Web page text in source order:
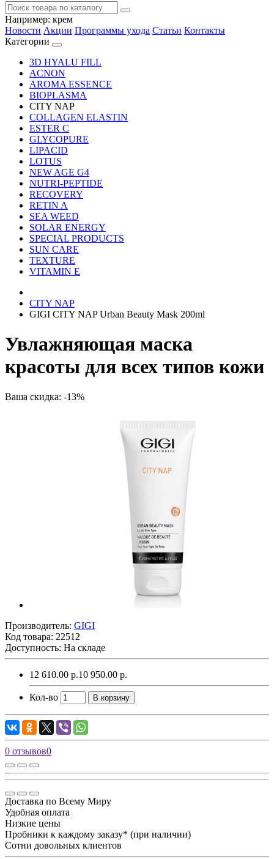
Например: крем
Новости Акции Программы ухода Статьи Контакты
Категории
3D HYALU FILL
ACNON
AROMA ESSENCE
BIOPLASMA
CITY NAP
COLLAGEN ELASTIN
ESTER C
GLYCOPURE
LIPACID
LOTUS
NEW AGE G4
NUTRI-PEPTIDE
RECOVERY
RETIN A
SEA WEED
SOLAR ENERGY
SPECIAL PRODUCTS
SUN CARE
TEXTURE
VITAMIN E
CITY NAP
GIGI CITY NAP Urban Beauty Mask 200ml
Увлажняющая маска
красоты для всех типов кожи
Ваша скидка: -13%
Производитель: GIGI
Код товара: 22512
Доступность: На складе
12 610.00 р.10 950.00 р.
Кол-во В корзину
0 отзывов0
Доставка по Всему Миру
Удобная оплата
Низкие цены
Пробники к каждому заказу* (при наличии)
Сотни довольных клиентов